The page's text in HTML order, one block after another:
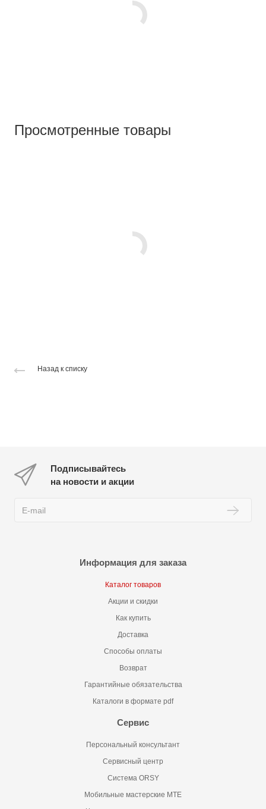
Просмотренные товары
Назад к списку
Подписывайтесь
на новости и акции
Информация для заказа
Каталог товаров
Акции и скидки
Как купить
Доставка
Способы оплаты
Возврат
Гарантийные обязательства
Каталоги в формате pdf
Сервис
Персональный консультант
Сервисный центр
Система ORSY
Мобильные мастерские MTE